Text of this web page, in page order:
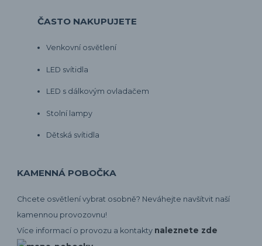
ČASTO NAKUPUJETE
Venkovní osvětlení
LED svítidla
LED s dálkovým ovladačem
Stolní lampy
Dětská svítidla
KAMENNÁ POBOČKA
Chcete osvětlení vybrat osobně? Neváhejte navšítvit naší
kamennou provozovnu!
Více informací o provozu a kontakty naleznete zde